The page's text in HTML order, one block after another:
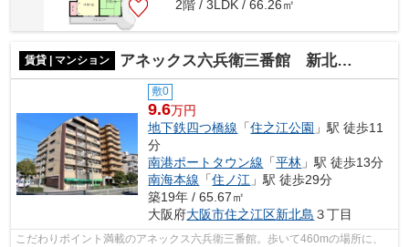
2階 / 3LDK / 66.26㎡
賃貸 | マンション アネックス六兵衛三番館 新北島小学校区
敷0
9.6万円
地下鉄四つ橋線 「住之江公園 」駅 徒歩11
分
南港ポートタウン線 「平林 」駅 徒歩13分
南海本線 「住ノ江 」駅 徒歩29分
築19年 / 65.67㎡
大阪府大阪市住之江区新北島 ３丁目
こだわりポイント満載のアネックス六兵衛三番館。歩いて460mの場所に、